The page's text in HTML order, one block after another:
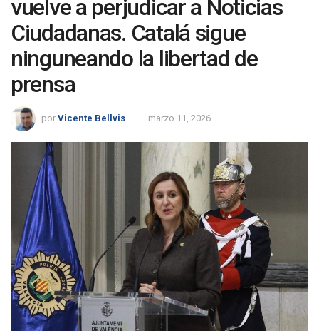
vuelve a perjudicar a Noticias
Ciudadanas. Catalá sigue
ninguneando la libertad de
prensa
por Vicente Bellvis marzo 11, 2026